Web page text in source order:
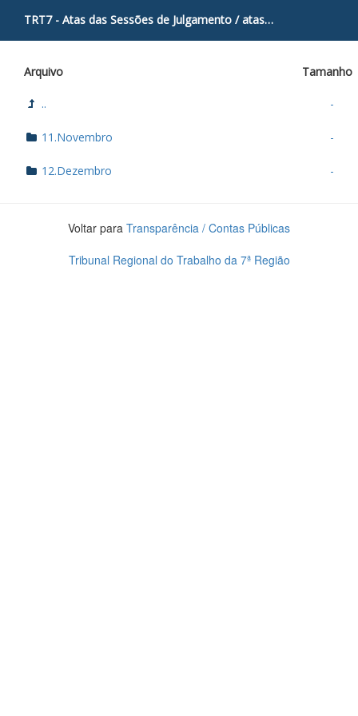
TRT7 - Atas das Sessões de Julgamento / atas /
Arquivo Tamanho
.. -
11.Novembro -
12.Dezembro -
Voltar para Transparência / Contas Públicas
Tribunal Regional do Trabalho da 7ª Região